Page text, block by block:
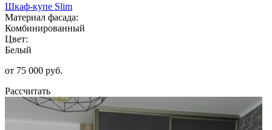
Шкаф-купе Slim
Материал фасада:
Комбинированный
Цвет:
Белый
от 75 000 руб.
Рассчитать